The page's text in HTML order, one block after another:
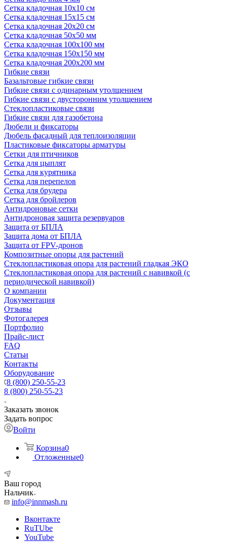
Сетка кладочная 10x10 см
Сетка кладочная 15x15 см
Сетка кладочная 20x20 см
Сетка кладочная 50x50 мм
Сетка кладочная 100x100 мм
Сетка кладочная 150x150 мм
Сетка кладочная 200x200 мм
Гибкие связи
Базальтовые гибкие связи
Гибкие связи с одинарным утолщением
Гибкие связи с двусторонним утолщением
Стеклопластиковые связи
Гибкие связи для газобетона
Дюбели и фиксаторы
Дюбель фасадный для теплоизоляции
Пластиковые фиксаторы арматуры
Сетки для птичников
Сетка для цыплят
Сетка для курятника
Сетка для перепелов
Сетка для брудера
Сетка для бройлеров
Антидроновые сетки
Антидроновая защита резервуаров
Защита от БПЛА
Защита дома от БПЛА
Защита от FPV-дронов
Композитные опоры для растений
Стеклопластиковая опора для растений гладкая ЭКО
Стеклопластиковая опора для растений с навивкой (с
периодической навивкой)
О компании
Документация
Отзывы
Фотогалерея
Портфолио
Прайс-лист
FAQ
Статьи
Контакты
Оборудование
8 (800) 250-55-23
8 (800) 250-55-23
Заказать звонок
Задать вопрос
Войти
Корзина0
Отложенные0
Ваш город
Нальчик
info@innmash.ru
Вконтакте
RuTUbe
YouTube